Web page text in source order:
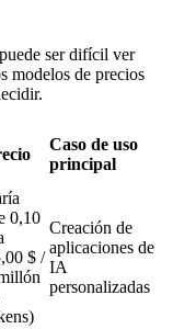
ser difícil ver
modelos de precios
Caso de uso
principal
0,10
$ /
Creación de
aplicaciones de
IA
personalizadas